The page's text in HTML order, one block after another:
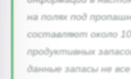
на полях под
составляют около
продуктивных
данные запасы не